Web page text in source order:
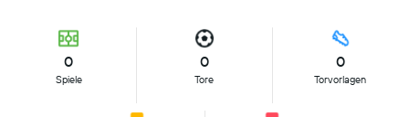
0
Spiele
0
Tore
0
Torvorlagen